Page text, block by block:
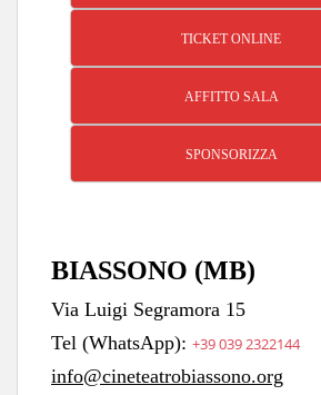
TICKET ONLINE
AFFITTO SALA
SPONSORIZZA
BIASSONO (MB)
Via Luigi Segramora 15
Tel (WhatsApp): +39 039 2322144
info@cineteatrobiassono.org